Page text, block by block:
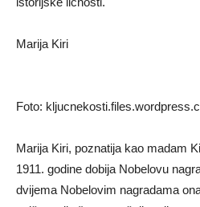
Marija Kiri
Foto:
Marija Kiri, poznatija kao madam
1911. godine dobija Nobelovu
dvijema Nobelovim nagradama